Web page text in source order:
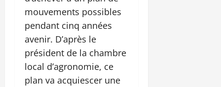
mouvements possibles
pendant cinq années
avenir. D’après le
président de la chambre
local d’agronomie, ce
plan va acquiescer une